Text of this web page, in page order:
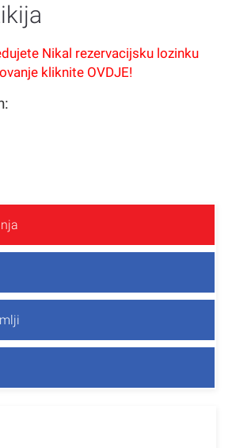
Nikal rezervacijsku lozinku
kliknite OVDJE!